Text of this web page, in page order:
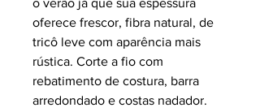
o verão já que sua espessura
oferece frescor, fibra natural, de
tricô leve com aparência mais
rústica. Corte a fio com
rebatimento de costura, barra
arredondado e costas nadador.